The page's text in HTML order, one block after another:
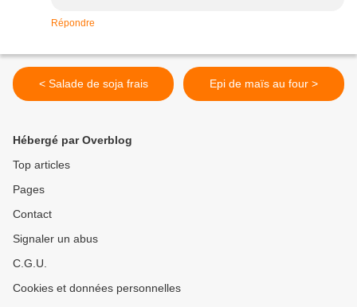
Répondre
< Salade de soja frais Epi de maïs au four >
Hébergé par Overblog
Top articles
Pages
Contact
Signaler un abus
C.G.U.
Cookies et données personnelles